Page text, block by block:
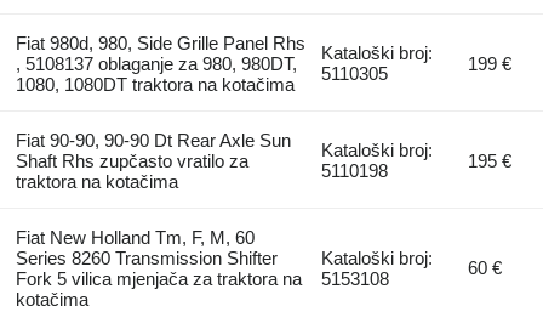
Fiat 980d, 980, Side Grille Panel Rhs
, 5108137 oblaganje za 980, 980DT,
1080, 1080DT traktora na kotačima
Kataloški broj:
5110305
199 €
Fiat 90-90, 90-90 Dt Rear Axle Sun
Shaft Rhs zupčasto vratilo za
traktora na kotačima
Kataloški broj:
5110198
195 €
Fiat New Holland Tm, F, M, 60
Series 8260 Transmission Shifter
Fork 5 vilica mjenjača za traktora na
kotačima
Kataloški broj:
5153108
60 €